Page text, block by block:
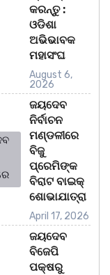
କରନ୍ତୁ :
ଓଡିଶା
ଅଭିଭାବକ
ମହାସଂଘ
August 6,
2026
ଜୟଦେବ
ନିର୍ବାଚନ
ମଣ୍ଡଳୀରେ
ବିଜୁ
ପ୍ରେମିଙ୍କ
ବିରାଟ ବାଇକ୍
ଶୋଭାଯାତ୍ରା
April 17, 2026
ଜୟଦେବ
ବିଜେପି
ପକ୍ଷରୁ